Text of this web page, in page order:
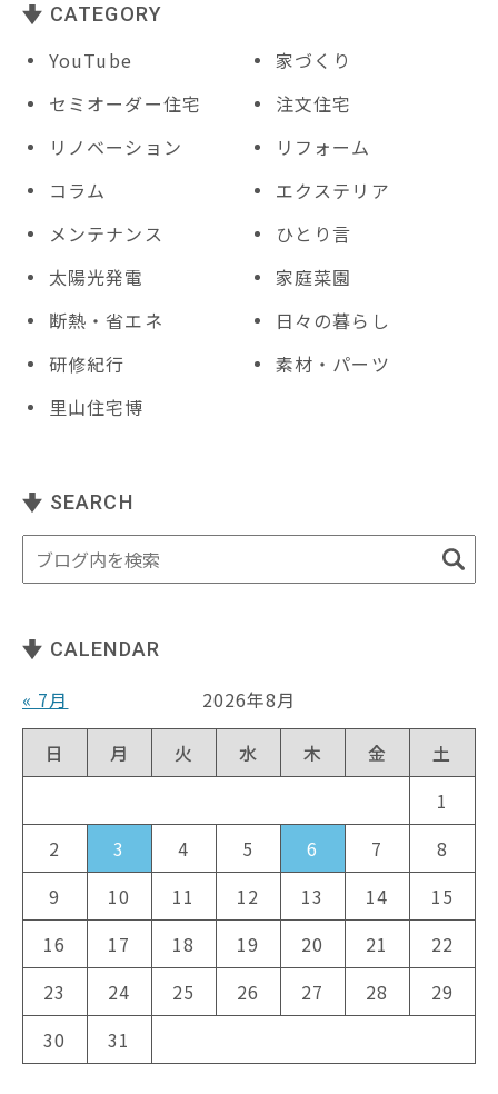
CATEGORY
YouTube
家づくり
セミオーダー住宅
注文住宅
リノベーション
リフォーム
コラム
エクステリア
メンテナンス
ひとり言
太陽光発電
家庭菜園
断熱・省エネ
日々の暮らし
研修紀行
素材・パーツ
里山住宅博
SEARCH
CALENDAR
« 7月
2026年8月
日
月 火 水 木 金
土
1
2
3 4 5 6 7
8
9
10 11 12 13 14
15
16
17 18 19 20 21
22
23
24 25 26 27 28
29
30
31